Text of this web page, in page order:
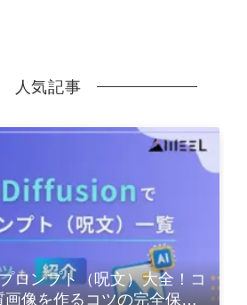
人気記事
ロンプト（呪文）大全！コ
像を作るコツの完全保存